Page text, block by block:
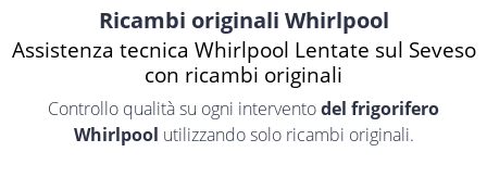
Ricambi originali Whirlpool
Assistenza tecnica Whirlpool Lentate sul Seveso
con ricambi originali
Controllo qualità su ogni interventodel frigorifero
Whirlpool utilizzando solo ricambi originali.